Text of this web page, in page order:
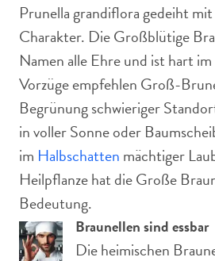
Prunella grandiflora gedeiht
Charakter. Die Großblütige
Namen alle Ehre und ist hart
Vorzüge empfehlen Groß-
Begrünung schwieriger
in voller Sonne oder
im Halbschatten mächtiger
Heilpflanze hat die Große
Bedeutung.
Braunellen sind essbar
Die heimischen